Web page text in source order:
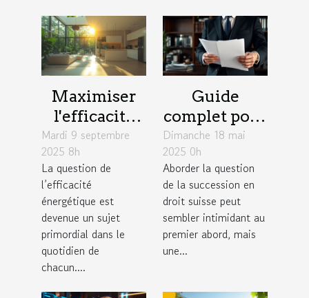
Maximiser
l'efficacité
énergétique :
astuces pour
réduire votre
facture
Mardi 9 septembre
2025 8h
La question de
l’efficacité
énergétique est
devenue un sujet
primordial dans le
quotidien de
chacun....
Guide
complet pour
comprendre
et planifier
sa succession
en droit
suisse
Dimanche 18 mai
2025 0h
Aborder la question
de la succession en
droit suisse peut
sembler intimidant au
premier abord, mais
une...